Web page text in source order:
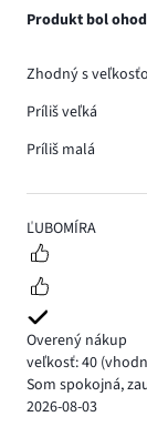
5
ĽUBOMÍRA
Overený nákup
veľkosť: 40
Som spokojná,
2026-08-03
Produkt bol
Zhodný s
Príliš veľká
Príliš malá